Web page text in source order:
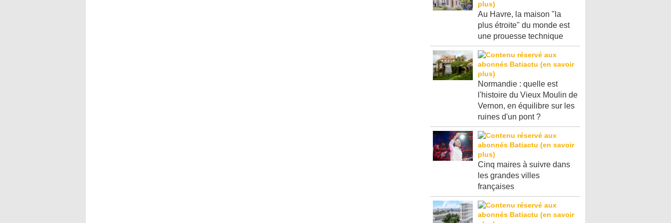
Au Havre, la maison "la
plus étroite" du monde est
une prouesse technique
Normandie : quelle est
l'histoire du Vieux Moulin de
Vernon, en équilibre sur les
ruines d'un pont ?
Cinq maires à suivre dans
les grandes villes
françaises